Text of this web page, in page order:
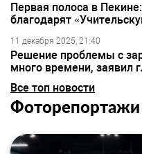
Первая полоса в
благодарят
11 декабря 2025, 21:40
Решение проблемы с
много времени, заявил
Все топ новости
Фоторепортажи